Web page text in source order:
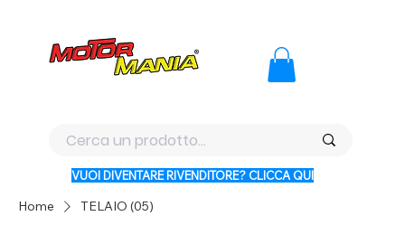
VUOI DIVENTARE RIVENDITORE? CLICCA QUI
Home TELAIO (05)